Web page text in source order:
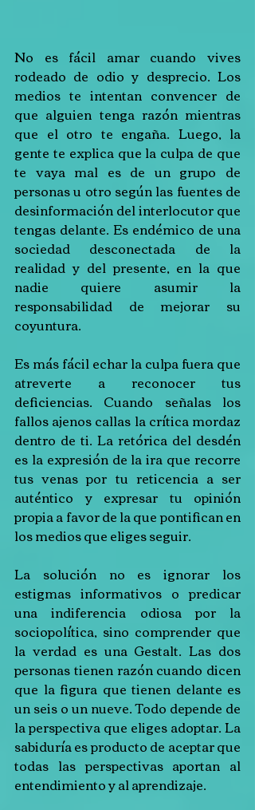
No es fácil amar cuando vives
rodeado de odio y desprecio. Los
medios te intentan convencer de
que alguien tenga razón mientras
que el otro te engaña. Luego, la
gente te explica que la culpa de que
te vaya mal es de un grupo de
personas u otro según las fuentes de
desinformación del interlocutor que
tengas delante. Es endémico de una
sociedad desconectada de la
realidad y del presente, en la que
nadie quiere asumir la
responsabilidad de mejorar su
coyuntura.
Es más fácil echar la culpa fuera que
atreverte a reconocer tus
deficiencias. Cuando señalas los
fallos ajenos callas la crítica mordaz
dentro de ti. La retórica del desdén
es la expresión de la ira que recorre
tus venas por tu reticencia a ser
auténtico y expresar tu opinión
propia a favor de la que pontifican en
los medios que eliges seguir.
La solución no es ignorar los
estigmas informativos o predicar
una indiferencia odiosa por la
sociopolítica, sino comprender que
la verdad es una Gestalt. Las dos
personas tienen razón cuando dicen
que la figura que tienen delante es
un seis o un nueve. Todo depende de
la perspectiva que eliges adoptar. La
sabiduría es producto de aceptar que
todas las perspectivas aportan al
entendimiento y al aprendizaje.